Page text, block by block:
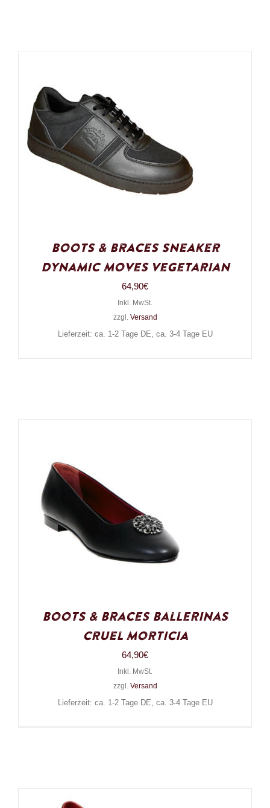
Boots & Braces Sneaker
Dynamic Moves Vegetarian
64,90€
Inkl. MwSt.
zzgl. Versand
Lieferzeit: ca. 1-2 Tage DE, ca. 3-4 Tage EU
Boots & Braces Ballerinas
Cruel Morticia
64,90€
Inkl. MwSt.
zzgl. Versand
Lieferzeit: ca. 1-2 Tage DE, ca. 3-4 Tage EU